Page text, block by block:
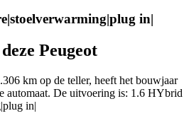
in|
Peugeot
km op de teller, heeft het bouwjaar
automaat. De uitvoering is: 1.6 HYbrid
in|